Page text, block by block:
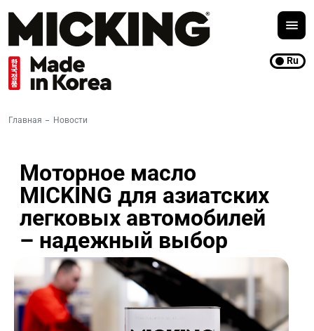
Ru
Главная Новости
Моторное масло
MICKING для азиатских
легковых автомобилей
– надежный выбор